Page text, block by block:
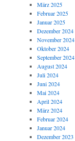
März 2025
Februar 2025
Januar 2025
Dezember 2024
November 2024
Oktober 2024
September 2024
August 2024
Juli 2024
Juni 2024
Mai 2024
April 2024
März 2024
Februar 2024
Januar 2024
Dezember 2023